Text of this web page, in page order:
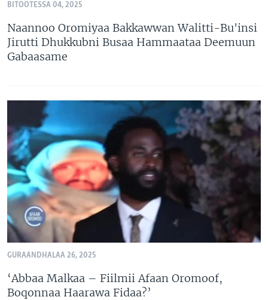
BITOOTESSA 04, 2025
Naannoo Oromiyaa Bakkawwan Walitti-Bu'insi
Jirutti Dhukkubni Busaa Hammaataa Deemuun
Gabaasame
GURAANDHALAA 26, 2025
‘Abbaa Malkaa – Fiilmii Afaan Oromoof,
Boqonnaa Haarawa Fidaa?’